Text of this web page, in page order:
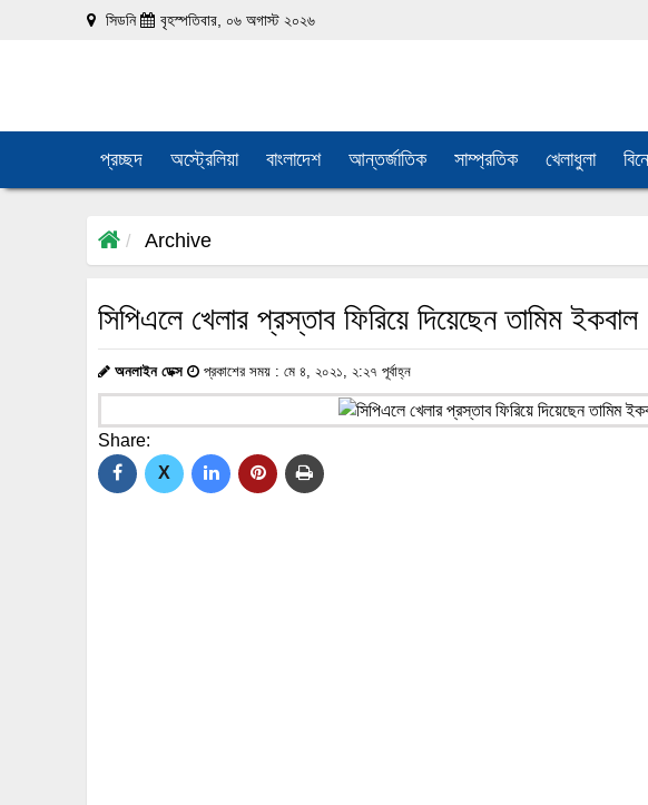
সিডনি বৃহস্পতিবার, ০৬ অগাস্ট ২০২৬
প্রচ্ছদ অস্ট্রেলিয়া বাংলাদেশ আন্তর্জাতিক সাম্প্রতিক খেলাধুলা
Archive
সিপিএলে খেলার প্রস্তাব ফিরিয়ে দিয়েছেন তামিম ইকবাল
অনলাইন ডেক্স প্রকাশের সময় : মে ৪, ২০২১, ২:২৭ পূর্বাহ্ন
Share:
X